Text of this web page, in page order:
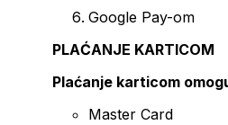
Google Pay-om
PLAĆANJE KARTICOM
Plaćanje karticom
Master Card